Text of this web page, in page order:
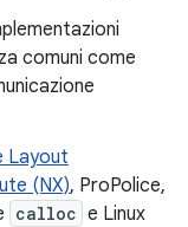
comuni come
Layout
(NX), ProPolice,
calloc e Linux